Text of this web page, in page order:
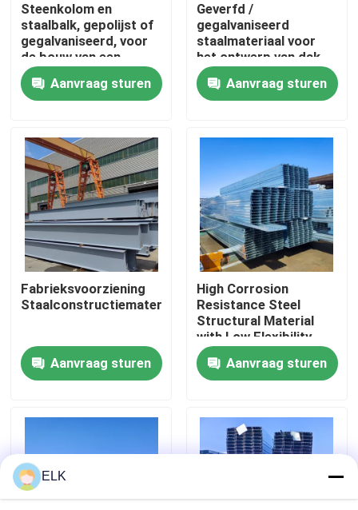
Huis
Producten
Over ons
Fabriekstocht
Kwaliteitscontrole
Neem contact met ons op
Nieuws
Vraag een offerte
Staalconstructie magazijn
Steenkolom en
staalbalk, gepolijst of
gegalvaniseerd, voor
de bouw van een
staalafdeling
Aanvraag sturen
Geverfd /
gegalvaniseerd
staalmateriaal voor
het ontwerp van dak-
en muurbouten
Aanvraag sturen
Fabrieksvoorziening
Staalconstructiemateriaal
Aanvraag sturen
High Corrosion
Resistance Steel
Structural Material
with Low Flexibility
and High Fire
Resistance
Aanvraag sturen
ELK